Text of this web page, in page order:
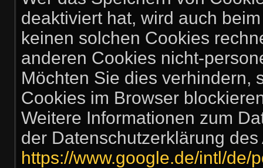
deaktiviert hat, wird auch
keinen solchen Cookies
anderen Cookies nicht-
Möchten Sie dies verhindern,
Cookies im Browser
Weitere Informationen zum
der Datenschutzerklärung
https://www.google.de/intl/de/